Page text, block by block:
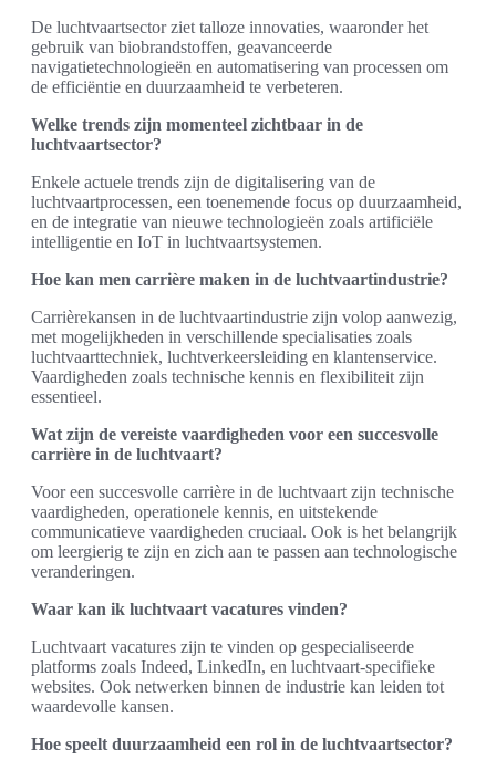
De luchtvaartsector ziet talloze innovaties, waaronder het
gebruik van biobrandstoffen, geavanceerde
navigatietechnologieën en automatisering van processen om
de efficiëntie en duurzaamheid te verbeteren.
Welke trends zijn momenteel zichtbaar in de
luchtvaartsector?
Enkele actuele trends zijn de digitalisering van de
luchtvaartprocessen, een toenemende focus op duurzaamheid,
en de integratie van nieuwe technologieën zoals artificiële
intelligentie en IoT in luchtvaartsystemen.
Hoe kan men carrière maken in de luchtvaartindustrie?
Carrièrekansen in de luchtvaartindustrie zijn volop aanwezig,
met mogelijkheden in verschillende specialisaties zoals
luchtvaarttechniek, luchtverkeersleiding en klantenservice.
Vaardigheden zoals technische kennis en flexibiliteit zijn
essentieel.
Wat zijn de vereiste vaardigheden voor een succesvolle
carrière in de luchtvaart?
Voor een succesvolle carrière in de luchtvaart zijn technische
vaardigheden, operationele kennis, en uitstekende
communicatieve vaardigheden cruciaal. Ook is het belangrijk
om leergierig te zijn en zich aan te passen aan technologische
veranderingen.
Waar kan ik luchtvaart vacatures vinden?
Luchtvaart vacatures zijn te vinden op gespecialiseerde
platforms zoals Indeed, LinkedIn, en luchtvaart-specifieke
websites. Ook netwerken binnen de industrie kan leiden tot
waardevolle kansen.
Hoe speelt duurzaamheid een rol in de luchtvaartsector?